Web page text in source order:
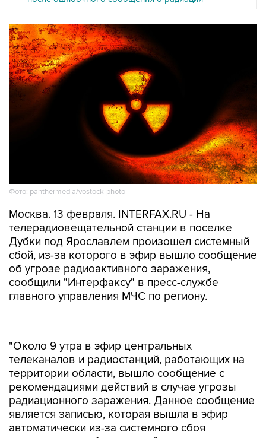
Фото: panthermedia/vostock-photo
Москва. 13 февраля. INTERFAX.RU - На
телерадиовещательной станции в поселке
Дубки под Ярославлем произошел системный
сбой, из-за которого в эфир вышло сообщение
об угрозе радиоактивного заражения,
сообщили "Интерфаксу" в пресс-службе
главного управления МЧС по региону.
территории области, вышло сообщение с
рекомендациями действий в случае угрозы
радиационного заражения. Данное сообщение
является записью, которая вышла в эфир
автоматически из-за системного сбоя
программного обеспечения", - сказал
собеседник агентства.